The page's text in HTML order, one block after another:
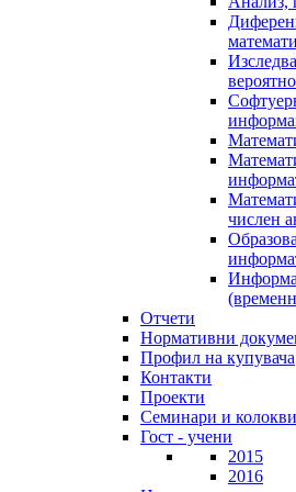
числен
Отчети
Нормативни
Профил на купувача
Контакти
Проекти
Семинари и
Гост - учени
2015
2016